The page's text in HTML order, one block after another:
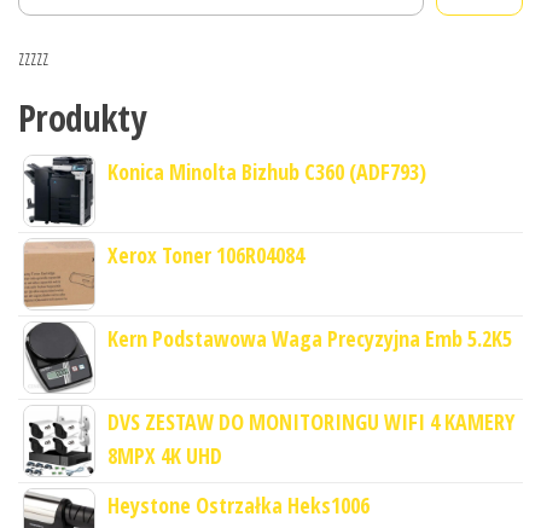
zzzzz
Produkty
Konica Minolta Bizhub C360 (ADF793)
Xerox Toner 106R04084
Kern Podstawowa Waga Precyzyjna Emb 5.2K5
DVS ZESTAW DO MONITORINGU WIFI 4 KAMERY
8MPX 4K UHD
Heystone Ostrzałka Heks1006